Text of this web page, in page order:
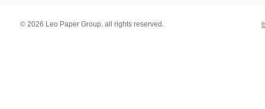
© 2026 Leo Paper Group. all rights reserved.